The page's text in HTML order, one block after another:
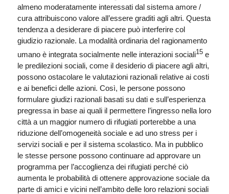
almeno moderatamente interessati dal sistema amore /
cura attribuiscono valore all’essere graditi agli altri. Questa
tendenza a desiderare di piacere può interferire col
giudizio razionale. La modalità ordinaria del ragionamento
umano è integrata socialmente nelle interazioni sociali15e
le predilezioni sociali, come il desiderio di piacere agli altri,
possono ostacolare le valutazioni razionali relative ai costi
e ai benefici delle azioni. Così, le persone possono
formulare giudizi razionali basati su dati e sull’esperienza
pregressa in base ai quali il permettere l’ingresso nella loro
città a un maggior numero di rifugiati porterebbe a una
riduzione dell’omogeneità sociale e ad uno stress per i
servizi sociali e per il sistema scolastico. Ma in pubblico
le stesse persone possono continuare ad approvare un
programma per l’accoglienza dei rifugiati perché ciò
aumenta le probabilità di ottenere approvazione sociale da
parte di amici e vicini nell’ambito delle loro relazioni sociali